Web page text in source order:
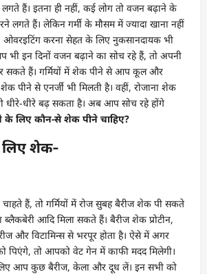
हैं। इतना ही नहीं, कई लोग तो वजन बढ़ाने के
लगते हैं। लेकिन गर्मी के मौसम में ज्यादा खाना नहीं
ओवरइटिंग करना सेहत के लिए नुकसानदायक भी
भी इन दिनों वजन बढ़ाने का सोच रहे हैं, तो अपनी
सकते हैं। गर्मियों में शेक पीने से आप कूल और
पीने से एनर्जी भी मिलती है। वहीं, रोजाना शेक
धीरे बढ़ सकता है। अब आप सोच रहे होंगे
के लिए कौन-से शेक पीने चाहिए?
लिए शेक-
हैं, तो गर्मियों में रोज सुबह बैरीज शेक पी सकते
ब्लैकबेरी आदि मिला सकते हैं। बैरीज शेक प्रोटीन,
और विटामिन्स से भरपूर होता है। ऐसे में अगर
पिएंगे, तो आपको वेट गेन में काफी मदद मिलेगी।
आप कुछ बैरीज, केला और दूध लें। इन सभी को